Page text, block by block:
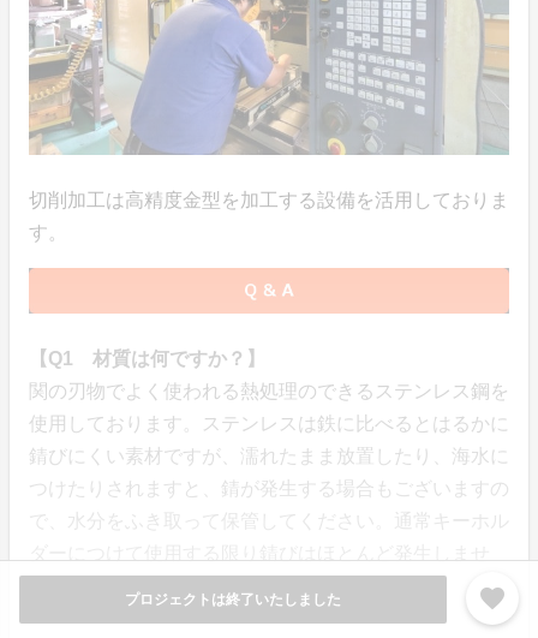
プロジェクトは終了いたしました favorite
切削加工は高精度金型を加工する設備を活用しておりま
す。
【Q1 材質は何ですか？】
関の刃物でよく使われる熱処理のできるステンレス鋼を
使用しております。ステンレスは鉄に比べるとはるかに
錆びにくい素材ですが、濡れたまま放置したり、海水に
つけたりされますと、錆が発生する場合もございますの
で、水分をふき取って保管してください。通常キーホル